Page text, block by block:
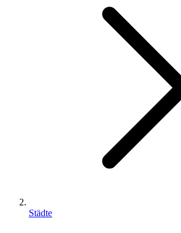
Städte